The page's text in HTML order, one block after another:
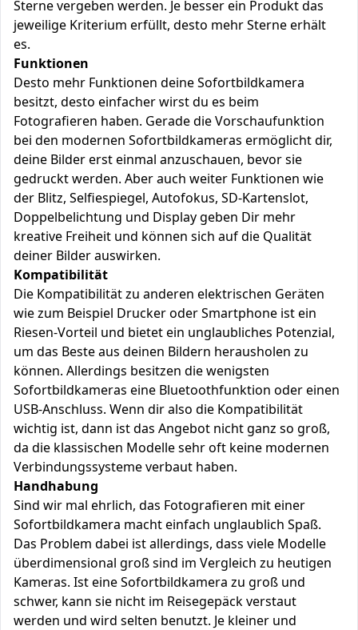
Sterne vergeben werden. Je besser ein Produkt das
jeweilige Kriterium erfüllt, desto mehr Sterne erhält
es.
Funktionen
Desto mehr Funktionen deine Sofortbildkamera
besitzt, desto einfacher wirst du es beim
Fotografieren haben. Gerade die Vorschaufunktion
bei den modernen Sofortbildkameras ermöglicht dir,
deine Bilder erst einmal anzuschauen, bevor sie
gedruckt werden. Aber auch weiter Funktionen wie
der Blitz, Selfiespiegel, Autofokus, SD-Kartenslot,
Doppelbelichtung und Display geben Dir mehr
kreative Freiheit und können sich auf die Qualität
deiner Bilder auswirken.
Kompatibilität
Die Kompatibilität zu anderen elektrischen Geräten
wie zum Beispiel Drucker oder Smartphone ist ein
Riesen-Vorteil und bietet ein unglaubliches Potenzial,
um das Beste aus deinen Bildern herausholen zu
können. Allerdings besitzen die wenigsten
Sofortbildkameras eine Bluetoothfunktion oder einen
USB-Anschluss. Wenn dir also die Kompatibilität
wichtig ist, dann ist das Angebot nicht ganz so groß,
da die klassischen Modelle sehr oft keine modernen
Verbindungssysteme verbaut haben.
Handhabung
Sind wir mal ehrlich, das Fotografieren mit einer
Sofortbildkamera macht einfach unglaublich Spaß.
Das Problem dabei ist allerdings, dass viele Modelle
überdimensional groß sind im Vergleich zu heutigen
Kameras. Ist eine Sofortbildkamera zu groß und
schwer, kann sie nicht im Reisegepäck verstaut
werden und wird selten benutzt. Je kleiner und